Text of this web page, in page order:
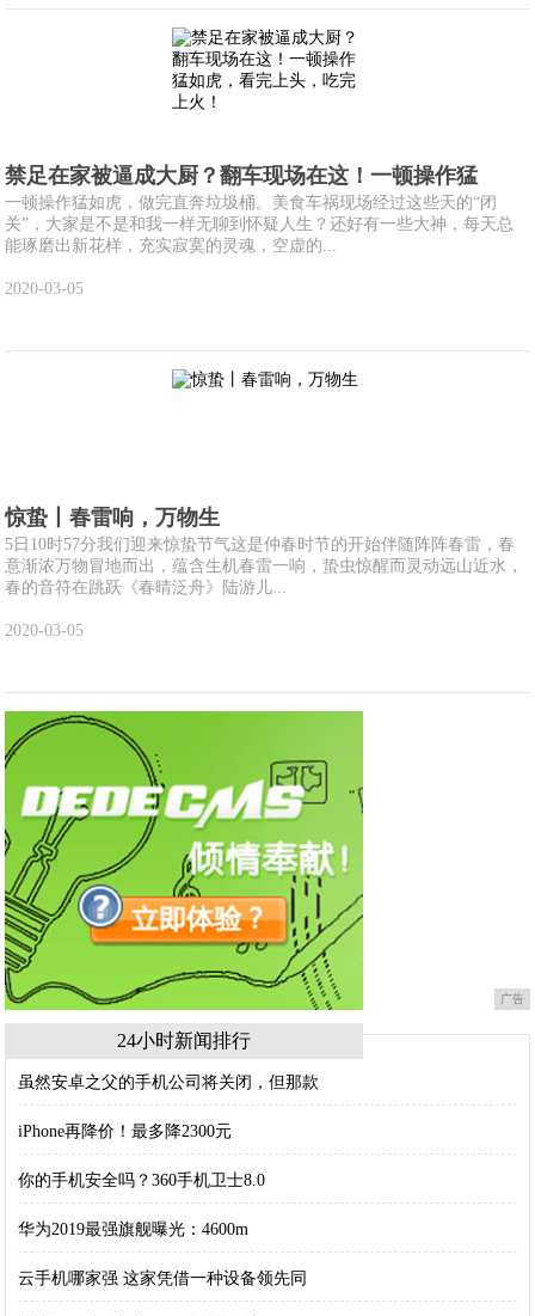
禁足在家被逼成大厨？翻车现场在这！一顿操作猛
一顿操作猛如虎，做完直奔垃圾桶。美食车祸现场经过这些天的“闭
关”，大家是不是和我一样无聊到怀疑人生？还好有一些大神，每天总
能琢磨出新花样，充实寂寞的灵魂，空虚的...
2020-03-05
惊蛰丨春雷响，万物生
5日10时57分我们迎来惊蛰节气这是仲春时节的开始伴随阵阵春雷，春
意渐浓万物冒地而出，蕴含生机春雷一响，蛰虫惊醒而灵动远山近水，
春的音符在跳跃《春晴泛舟》陆游儿...
2020-03-05
广告
24小时新闻排行
虽然安卓之父的手机公司将关闭，但那款
iPhone再降价！最多降2300元
你的手机安全吗？360手机卫士8.0
华为2019最强旗舰曝光：4600m
云手机哪家强 这家凭借一种设备领先同